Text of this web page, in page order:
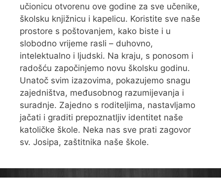
učionicu otvorenu ove godine za sve učenike,
školsku knjižnicu i kapelicu. Koristite sve naše
prostore s poštovanjem, kako biste i u
slobodno vrijeme rasli – duhovno,
intelektualno i ljudski. Na kraju, s ponosom i
radošću započinjemo novu školsku godinu.
Unatoč svim izazovima, pokazujemo snagu
zajedništva, međusobnog razumijevanja i
suradnje. Zajedno s roditeljima, nastavljamo
jačati i graditi prepoznatljiv identitet naše
katoličke škole. Neka nas sve prati zagovor
sv. Josipa, zaštitnika naše škole.